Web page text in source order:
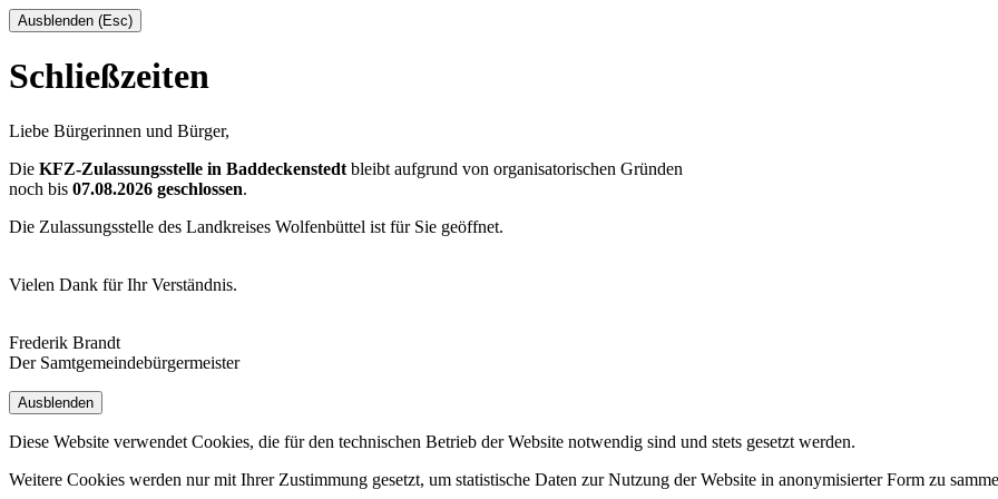
Ausblenden (Esc)
Schließzeiten
Liebe Bürgerinnen und Bürger,
Die KFZ-Zulassungsstelle in Baddeckenstedt bleibt aufgrund von organisatorischen Gründen
noch bis 07.08.2026 geschlossen.
Die Zulassungsstelle des Landkreises Wolfenbüttel ist für Sie geöffnet.
Vielen Dank für Ihr Verständnis.
Frederik Brandt
Der Samtgemeindebürgermeister
Ausblenden
Diese Website verwendet Cookies, die für den technischen Betrieb der Website notwendig sind und stets gesetzt werden.
Weitere Cookies werden nur mit Ihrer Zustimmung gesetzt, um statistische Daten zur Nutzung der Website in anonymisierter Form zu